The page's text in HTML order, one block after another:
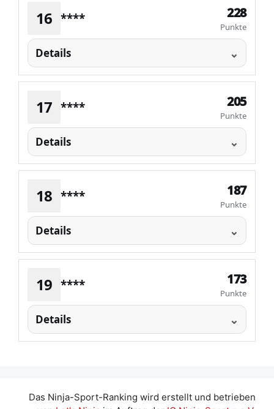
16 **** 228
Punkte
Details
17 **** 205
Punkte
Details
18 **** 187
Punkte
Details
19 **** 173
Punkte
Details
Das Ninja-Sport-Ranking wird erstellt und betrieben